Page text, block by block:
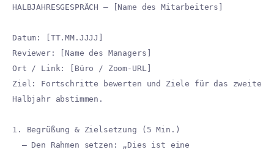
HALBJAHRESGESPRÄCH – [Name des Mitarbeiters]
Datum: [TT.MM.JJJJ]
Reviewer: [Name des Managers]
Ort / Link: [Büro / Zoom-URL]
Ziel: Fortschritte bewerten und Ziele für das zweite
Halbjahr abstimmen.
1. Begrüßung & Zielsetzung (5 Min.)
– Den Rahmen setzen: „Dies ist eine